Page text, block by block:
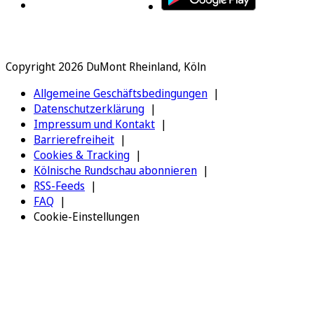
Copyright 2026 DuMont Rheinland, Köln
Allgemeine Geschäftsbedingungen
Datenschutzerklärung
Impressum und Kontakt
Barrierefreiheit
Cookies & Tracking
Kölnische Rundschau abonnieren
RSS-Feeds
FAQ
Cookie-Einstellungen